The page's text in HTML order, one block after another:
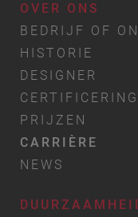
OVER ONS
BEDRIJF OF
HISTORIE
DESIGNER
CERTIFICERING
PRIJZEN
CARRIÈRE
NEWS